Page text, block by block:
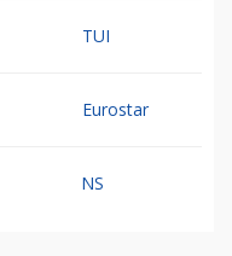
TUI
Eurostar
NS